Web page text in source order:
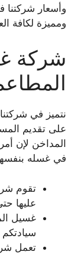
وأسعار
ومميزة لكافة
شركة
نتميز في
على تقديم
المداخن لإن
في غسله
تقوم
عليها
غسيل
تعمل